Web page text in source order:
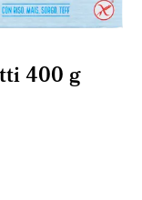
400 g